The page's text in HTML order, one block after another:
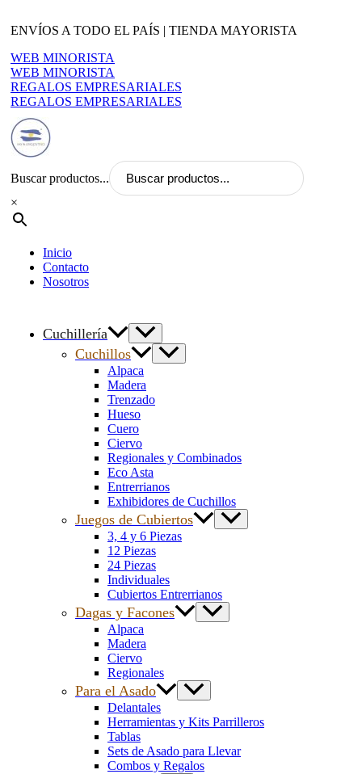
al
ENVÍOS A TODO EL PAÍS | TIENDA MAYORISTA
WEB MINORISTA
WEB MINORISTA
REGALOS EMPRESARIALES
REGALOS EMPRESARIALES
Buscar productos...
×
Inicio
Contacto
Nosotros
Cuchillería
Cuchillos
Alpaca
Madera
Trenzado
Hueso
Cuero
Ciervo
Regionales y Combinados
Eco Asta
Entrerrianos
Exhibidores de Cuchillos
Juegos de Cubiertos
3, 4 y 6 Piezas
12 Piezas
24 Piezas
Individuales
Cubiertos Entrerrianos
Dagas y Facones
Alpaca
Madera
Ciervo
Regionales
Para el Asado
Delantales
Herramientas y Kits Parrilleros
Tablas
Sets de Asado para Llevar
Combos y Regalos